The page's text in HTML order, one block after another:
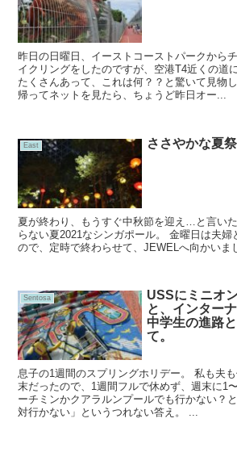
昨日の日曜日、イーストコーストパークから
イクリングをしたのですが、空港T4近くの道
たくさんあって、これは何？？と驚いて見物
帰ってネットを見たら、ちょうど昨日オー...
East ささやかな夏
夏が終わり、もうすぐ中秋節を迎え…と言い
らない夏2021なシンガポール。 金曜日は夫婦
ので、定時で終わらせて、JEWELへ向かいま
Sentosa
USSにミニオ
と、インター
中学生の進路
て。
息子の1週間のスプリングホリデー。 私も夫
末だったので、1週間フルで休めず、週末に1
ーチミンかクアラルンプールでも行かない？
対行かない」というつれない答え。 ...